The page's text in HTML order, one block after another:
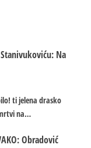
Na
ti jelena drasko
na…
Obradović